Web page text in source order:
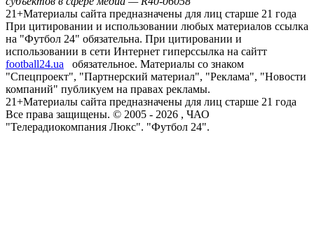
21+Материалы сайта предназначены для лиц старше 21 года
При цитировании и использовании любых материалов ссылка
на "Футбол 24" обязательна. При цитировании и
использовании в сети Интернет гиперссылка на сайтт
football24.ua
обязательное. Материалы со знаком
"Спецпроект", "Партнерский материал", "Реклама", "Новости
компаний" публикуем на правах рекламы.
21+Материалы сайта предназначены для лиц старше 21 года
Все права защищены. © 2005 - 2026 , ЧАО
"Телерадиокомпания Люкс". "Футбол 24".